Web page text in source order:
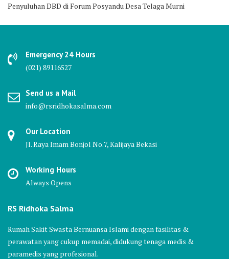
Penyuluhan DBD di Forum Posyandu Desa Telaga Murni
Emergency 24 Hours
(021) 89116527
Send us a Mail
info@rsridhokasalma.com
Our Location
Jl. Raya Imam Bonjol No.7, Kalijaya Bekasi
Working Hours
Always Opens
RS Ridhoka Salma
Rumah Sakit Swasta Bernuansa Islami dengan fasilitas &
perawatan yang cukup memadai, didukung tenaga medis &
paramedis yang profesional.